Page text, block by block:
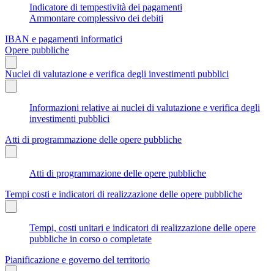
Indicatore di tempestività dei pagamenti
Ammontare complessivo dei debiti
IBAN e pagamenti informatici
Opere pubbliche
Nuclei di valutazione e verifica degli investimenti pubblici
Informazioni relative ai nuclei di valutazione e verifica degli
investimenti pubblici
Atti di programmazione delle opere pubbliche
Atti di programmazione delle opere pubbliche
Tempi costi e indicatori di realizzazione delle opere pubbliche
Tempi, costi unitari e indicatori di realizzazione delle opere
pubbliche in corso o completate
Pianificazione e governo del territorio